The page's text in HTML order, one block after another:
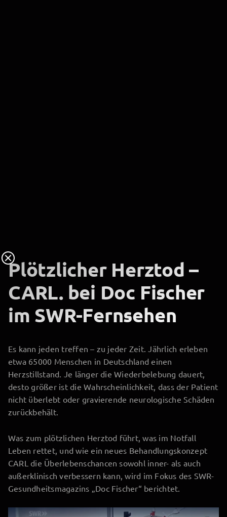
Plötzlicher Herztod –
CARL. bei Doc Fischer
im SWR-Fernsehen
Es kann jeden treffen – zu jeder Zeit. Jährlich erleben
etwa 65000 Menschen in Deutschland einen
Herzstillstand. Je länger die Wiederbelebung dauert,
desto größer ist die Wahrscheinlichkeit, dass der Patient
nicht überlebt oder gravierende neurologische Schäden
zurückbehält.
Was zum plötzlichen Herztod führt, was im Notfall
Leben rettet, und wie ein neues Behandlungskonzept
CARL die Überlebenschancen sowohl inner- als auch
außerklinisch verbessern kann, wird im Fokus des SWR-
Gesundheitsmagazins „Doc Fischer“ berichtet.